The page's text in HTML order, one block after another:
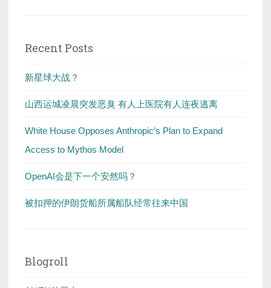
Recent Posts
新星球大战？
山西运城凌晨突发恶臭 有人上医院有人连夜逃离
White House Opposes Anthropic’s Plan to Expand
Access to Mythos Model
OpenAI会是下一个安然吗？
被扣押的伊朗货船所属船队经常往来中国
Blogroll